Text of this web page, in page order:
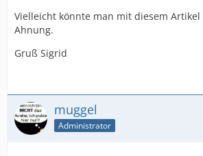
Vielleicht könnte man mit diesem Artikel
Ahnung.
Gruß Sigrid
muggel
Administrator